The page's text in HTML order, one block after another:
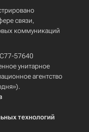
связи,
коммуникаций
57640
унитарное
агентство
технологий